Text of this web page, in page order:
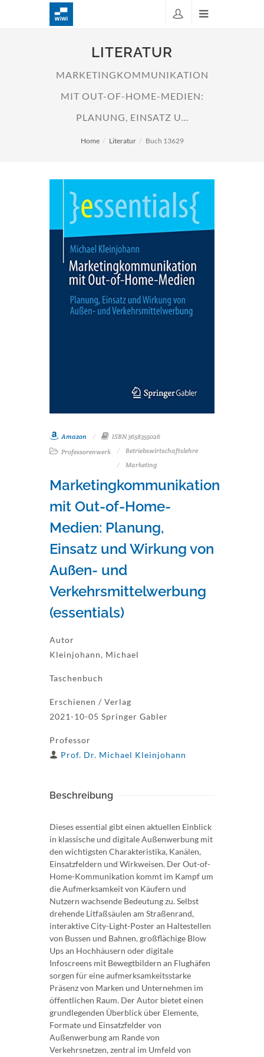
LITERATUR
MARKETINGKOMMUNIKATION
MIT OUT-OF-HOME-MEDIEN:
PLANUNG, EINSATZ U...
Home Literatur Buch 13629
Amazon
ISBN 3658355026
Professorenwerk
Betriebswirtschaftslehre
Marketing
Marketingkommunikation
mit Out-of-Home-
Medien: Planung,
Einsatz und Wirkung von
Außen- und
Verkehrsmittelwerbung
(essentials)
Autor
Kleinjohann, Michael
Taschenbuch
Erschienen / Verlag
2021-10-05 Springer Gabler
Professor
Prof. Dr. Michael Kleinjohann
Beschreibung
Dieses essential gibt einen aktuellen Einblick
in klassische und digitale Außenwerbung mit
den wichtigsten Charakteristika, Kanälen,
Einsatzfeldern und Wirkweisen. Der Out-of-
Home-Kommunikation kommt im Kampf um
die Aufmerksamkeit von Käufern und
Nutzern wachsende Bedeutung zu. Selbst
drehende Litfaßsäulen am Straßenrand,
interaktive City-Light-Poster an Haltestellen
von Bussen und Bahnen, großflächige Blow
Ups an Hochhäusern oder digitale
Infoscreens mit Bewegtbildern an Flughäfen
sorgen für eine aufmerksamkeitsstarke
Präsenz von Marken und Unternehmen im
öffentlichen Raum. Der Autor bietet einen
grundlegenden Überblick über Elemente,
Formate und Einsatzfelder von
Außenwerbung am Rande von
Verkehrsnetzen, zentral im Umfeld von